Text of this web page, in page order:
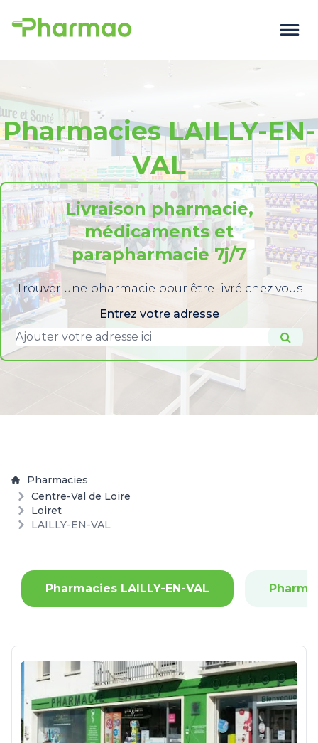
Pharmacies LAILLY-EN-
VAL
Livraison pharmacie,
médicaments et
parapharmacie 7j/7
Trouver une pharmacie pour être livré chez vous
Entrez votre adresse
Pharmacies
Centre-Val de Loire
Loiret
LAILLY-EN-VAL
Pharmacies LAILLY-EN-VAL